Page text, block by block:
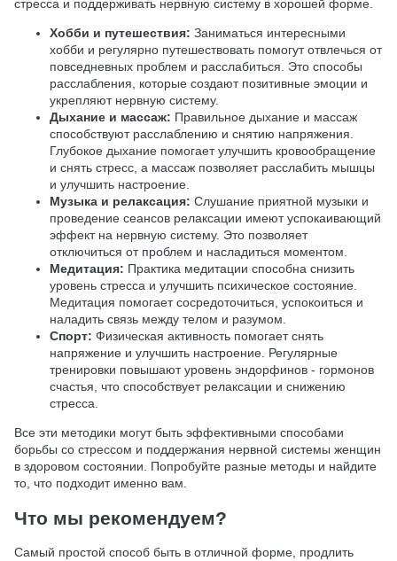
стресса и поддерживать нервную систему в хорошей форме.
Хобби и путешествия: Заниматься интересными
хобби и регулярно путешествовать помогут отвлечься от
повседневных проблем и расслабиться. Это способы
расслабления, которые создают позитивные эмоции и
укрепляют нервную систему.
Дыхание и массаж: Правильное дыхание и массаж
способствуют расслаблению и снятию напряжения.
Глубокое дыхание помогает улучшить кровообращение
и снять стресс, а массаж позволяет расслабить мышцы
и улучшить настроение.
Музыка и релаксация: Слушание приятной музыки и
проведение сеансов релаксации имеют успокаивающий
эффект на нервную систему. Это позволяет
отключиться от проблем и насладиться моментом.
Медитация: Практика медитации способна снизить
уровень стресса и улучшить психическое состояние.
Медитация помогает сосредоточиться, успокоиться и
наладить связь между телом и разумом.
Спорт: Физическая активность помогает снять
напряжение и улучшить настроение. Регулярные
тренировки повышают уровень эндорфинов - гормонов
счастья, что способствует релаксации и снижению
стресса.
Все эти методики могут быть эффективными способами
борьбы со стрессом и поддержания нервной системы женщин
в здоровом состоянии. Попробуйте разные методы и найдите
то, что подходит именно вам.
Что мы рекомендуем?
Самый простой способ быть в отличной форме, продлить